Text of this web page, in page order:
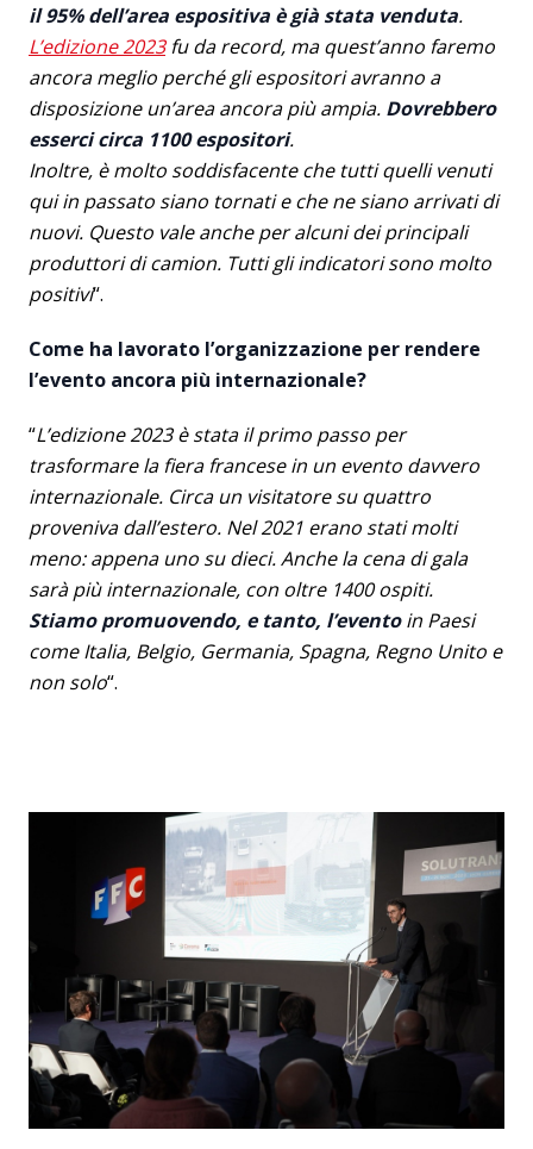
il 95% dell’area espositiva è già stata venduta.
L’edizione 2023fu da record, ma quest’anno faremo
ancora meglio perché gli espositori avranno a
disposizione un’area ancora più ampia. Dovrebbero
esserci circa 1100 espositori.
Inoltre, è molto soddisfacente che tutti quelli venuti
qui in passato siano tornati e che ne siano arrivati di
nuovi. Questo vale anche per alcuni dei principali
produttori di camion. Tutti gli indicatori sono molto
positivi“.
Come ha lavorato l’organizzazione per rendere
l’evento ancora più internazionale?
“L’edizione 2023 è stata il primo passo per
trasformare la fiera francese in un evento davvero
internazionale. Circa un visitatore su quattro
proveniva dall’estero. Nel 2021 erano stati molti
meno: appena uno su dieci. Anche la cena di gala
sarà più internazionale, con oltre 1400 ospiti.
Stiamo promuovendo, e tanto, l’eventoin Paesi
come Italia, Belgio, Germania, Spagna, Regno Unito e
non solo“.